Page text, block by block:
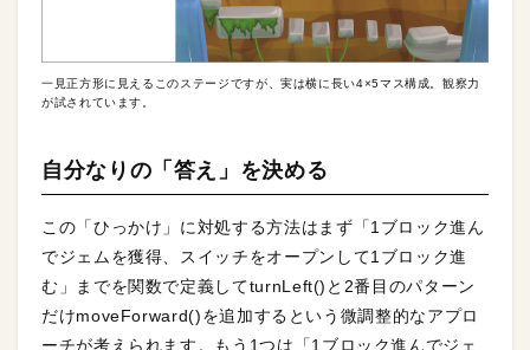
一見正方形に見えるこのステージですが、実は横に長い4×5マス構成。観察力
が試されています。
自分なりの「答え」を決める
この「ひっかけ」に対処する方法はまず「1ブロック進ん
でジェムを獲得、スイッチをオープンして1ブロック進
む」までを関数で定義してturnLeft()と2番目のパターン
だけmoveForward()を追加するという微調整的なアプロ
ーチが考えられます。もう1つは「1ブロック進んでジェ